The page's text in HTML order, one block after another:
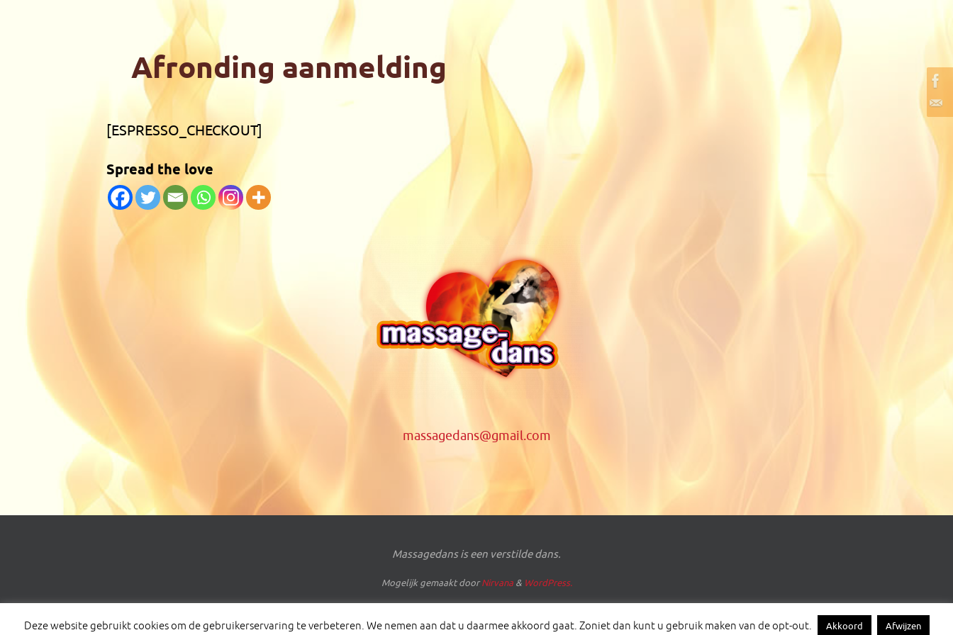
Afronding aanmelding
[ESPRESSO_CHECKOUT]
Spread the love
massagedans@gmail.com
Massagedans is een verstilde dans.
Mogelijk gemaakt doorNirvana& WordPress.
Deze website gebruikt cookies om de gebruikerservaring te verbeteren. We nemen aan dat u daarmee akkoord gaat. Zoniet dan kunt u gebruik maken van de opt-out. Akkoord Afwijzen